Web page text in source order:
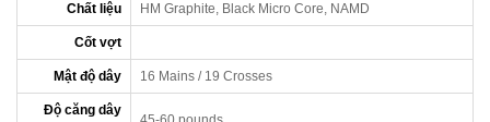
Chất liệu HM Graphite, Black Micro Core, NAMD
Cốt vợt
Mật độ dây 16 Mains / 19 Crosses
Độ căng dây